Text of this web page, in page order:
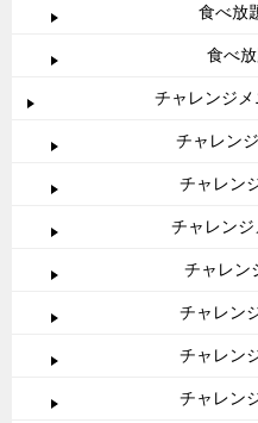
食べ放
食べ
チャレンジ
チャレン
チャレン
チャレン
チャレン
チャレン
チャレン
チャレン